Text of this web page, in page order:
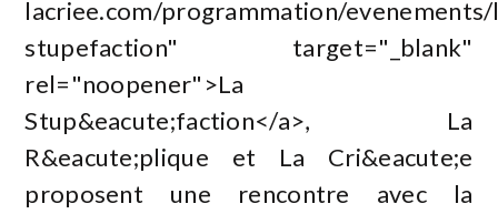
lacriee.com/programmation/evenements/
stupefaction" target="_blank"
rel="noopener">La
Stup&eacute;faction</a>, La
R&eacute;plique et La Cri&eacute;e
proposent une rencontre avec la